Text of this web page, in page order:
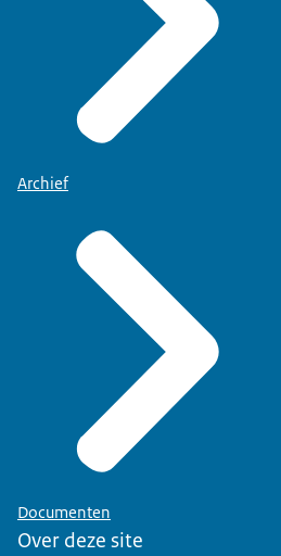
Archief
Documenten
Over deze site